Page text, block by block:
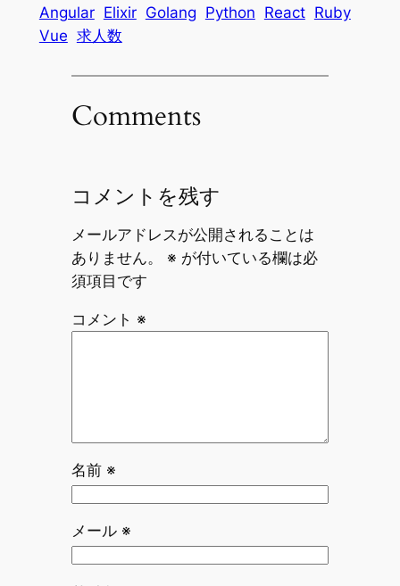
Angular Elixir Golang Python React Ruby
Vue 求人数
Comments
コメントを残す
メールアドレスが公開されることは
ありません。
※ が付いている欄は必
須項目です
コメント ※
名前 ※
メール ※